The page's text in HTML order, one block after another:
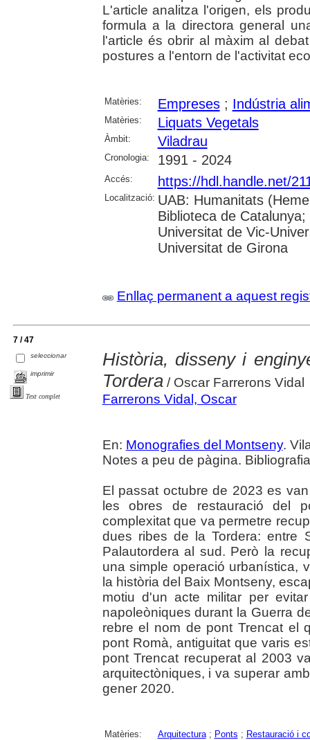
L'article analitza l'origen, els
formula a la directora general
l'article és obrir al màxim al
postures a l'entorn de l'activitat
Matèries: Empreses; Indústria
Matèries: Liquats Vegetals
Àmbit: Viladrau
Cronologia: 1991 - 2024
Accés: https://hdl.handle.net/
Localització: UAB: Humanitats
Biblioteca de
Universitat de Vic-
Universitat de Girona
Enllaç permanent a aquest
7 / 47
seleccionar
imprimir
Text complet
Història, disseny i
Tordera/ Oscar Farrerons Vidal
Farrerons Vidal, Oscar
En: Monografies del Montseny.
Notes a peu de pàgina.
El passat octubre de 2023 es
les obres de restauració del
complexitat que va permetre
dues ribes de la Tordera: entre
Palautordera al sud. Però la
una simple operació urbanística,
la història del Baix Montseny,
motiu d'un acte militar per
napoleòniques durant la Guerra
rebre el nom de pont Trencat el
pont Romà, antiguitat que varis
pont Trencat recuperat al 2003
arquitectòniques, i va superar
gener 2020.
Matèries: Arquitectura; Ponts ; Restauració i